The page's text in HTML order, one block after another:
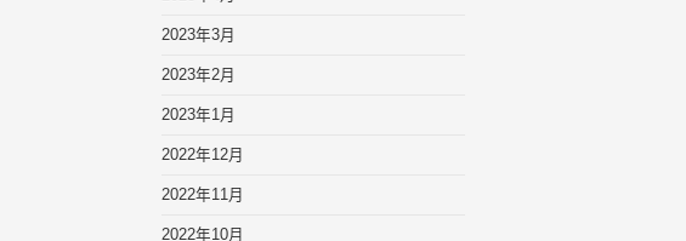
2023年3月
2023年2月
2023年1月
2022年12月
2022年11月
2022年10月